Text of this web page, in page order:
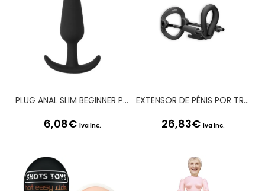
PLUG ANAL SLIM BEGINNER PRETO SHOTS TOYS
6,08€ Iva Inc.
EXTENSOR DE PÉNIS POR TRAÇÃO PENIS EXTENDER PUMPED PRETO
26,83€ Iva Inc.